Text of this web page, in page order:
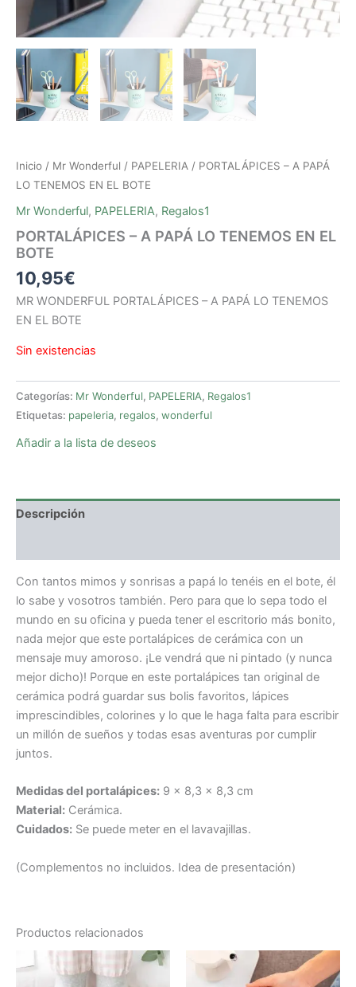
Inicio / Mr Wonderful / PAPELERIA / PORTALÁPICES – A PAPÁ
LO TENEMOS EN EL BOTE
Mr Wonderful, PAPELERIA, Regalos1
PORTALÁPICES – A PAPÁ LO TENEMOS EN EL
BOTE
10,95€
MR WONDERFUL PORTALÁPICES – A PAPÁ LO TENEMOS
EN EL BOTE
Sin existencias
Categorías: Mr Wonderful, PAPELERIA, Regalos1
Etiquetas: papeleria, regalos, wonderful
Añadir a la lista de deseos
Descripción
Con tantos mimos y sonrisas a papá lo tenéis en el bote, él
lo sabe y vosotros también. Pero para que lo sepa todo el
mundo en su oficina y pueda tener el escritorio más bonito,
nada mejor que este portalápices de cerámica con un
mensaje muy amoroso. ¡Le vendrá que ni pintado (y nunca
mejor dicho)! Porque en este portalápices tan original de
cerámica podrá guardar sus bolis favoritos, lápices
imprescindibles, colorines y lo que le haga falta para escribir
un millón de sueños y todas esas aventuras por cumplir
juntos.
Medidas del portalápices: 9 x 8,3 x 8,3 cm
Material: Cerámica.
Cuidados: Se puede meter en el lavavajillas.
(Complementos no incluidos. Idea de presentación)
Productos relacionados